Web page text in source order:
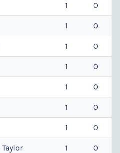
1 0
1 0
1 0
1 0
1 0
1 0
1 0
Taylor 1 0